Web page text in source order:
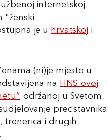
internetskoj
"ženski
je u hrvatskoj i
(ni)je mjesto u
na HNS-ovoj
, održanoj u Svetom
predstavnika
trenerica i drugih